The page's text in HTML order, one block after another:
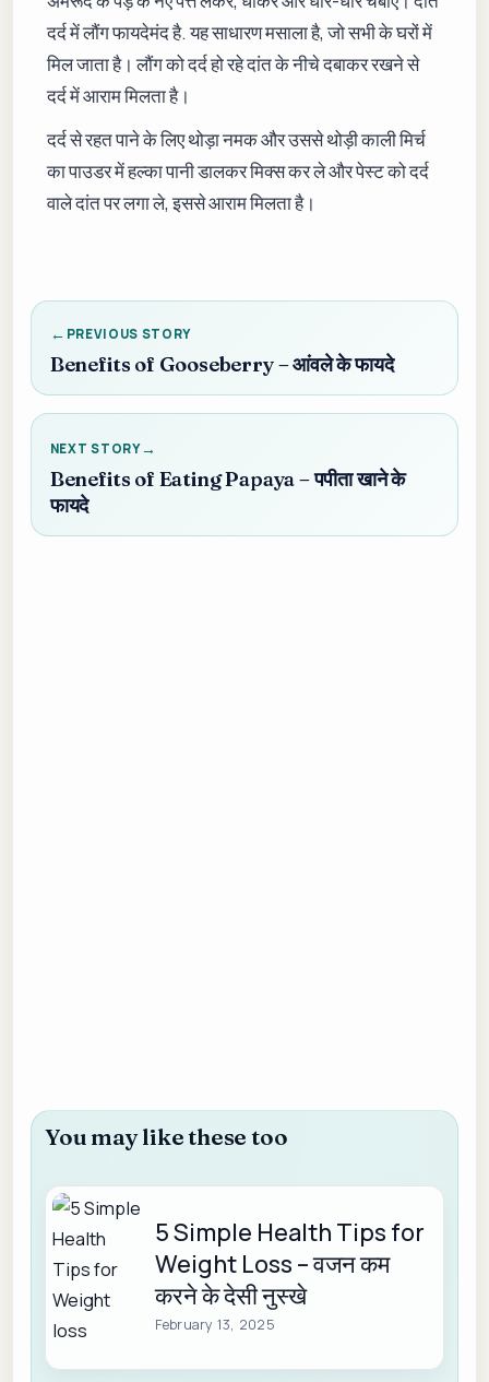
दर्द में लौंग फायदेमंद है. यह साधारण मसाला है, जो सभी के घरों में
मिल जाता है। लौंग को दर्द हो रहे दांत के नीचे दबाकर रखने से
दर्द में आराम मिलता है।
दर्द से रहत पाने के लिए थोड़ा नमक और उससे थोड़ी काली मिर्च
का पाउडर में हल्का पानी डालकर मिक्स कर ले और पेस्ट को दर्द
वाले दांत पर लगा ले, इससे आराम मिलता है।
PREVIOUS STORY
Benefits of Gooseberry – आंवले के फायदे
NEXT STORY
Benefits of Eating Papaya – पपीता खाने के
फायदे
You may like these too
5 Simple Health Tips for
Weight Loss – वजन कम
करने के देसी नुस्खे
February 13, 2025